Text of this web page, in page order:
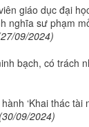
giáo dục đại
nghĩa sư phạm
09/2024)
bạch, có trách
‘Khai thác tài
(30/09/2024)